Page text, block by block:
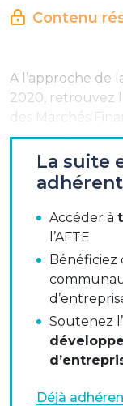
Contenu
A l’approche de
2020, retrouvez
des Marchés
financiers.
Les sujets
de crise
La
l’activité de
La
Les
la continuité
liquidité,
Des points
La suite
Accéder à
l’AFTE
Bénéficiez
Soutenez
Déjà